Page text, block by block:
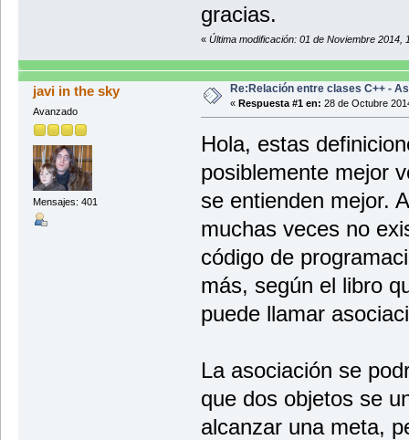
gracias.
« Última modificación: 01 de Noviembre 2014,
javi in the sky
Avanzado
Mensajes: 401
Re:Relación entre clases C++ -
« Respuesta #1 en: 28 de Octubre
Hola, estas
posiblemente mejor
se entienden mejor.
muchas veces no
código de
más, según el libro
puede llamar
La asociación se
que dos objetos se
alcanzar una meta,